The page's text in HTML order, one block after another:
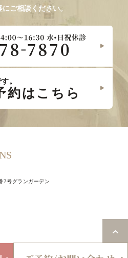
ご相談ください。
7号グランガーデン